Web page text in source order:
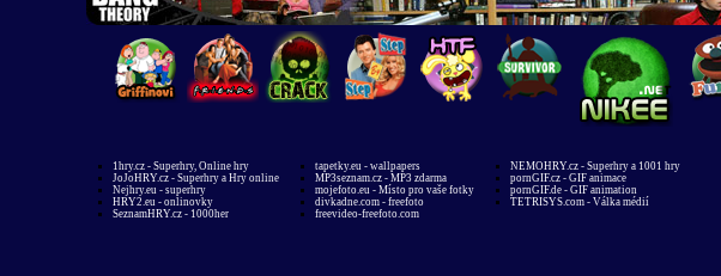
1hry.cz - Superhry, Online hry
JoJoHRY.cz - Superhry a Hry online
Nejhry.eu - superhry
HRY2.eu - onlinovky
SeznamHRY.cz - 1000her
tapetky.eu - wallpapers
MP3seznam.cz - MP3 zdarma
mojefoto.eu - Místo pro vaše fotky
divkadne.com - freefoto
freevideo-freefoto.com
NEMOHRY.cz - Superhry a 1001 hry
pornGIF.cz - GIF animace
pornGIF.de - GIF animation
TETRISYS.com - Válka médií